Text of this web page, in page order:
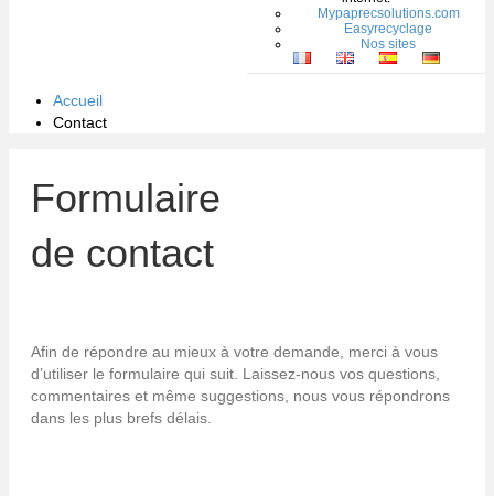
Mypaprecsolutions.com
Easyrecyclage
Nos sites
Accueil
Contact
Formulaire
de contact
Afin de répondre au mieux à votre demande, merci à vous
d’utiliser le formulaire qui suit. Laissez-nous vos questions,
commentaires et même suggestions, nous vous répondrons
dans les plus brefs délais.